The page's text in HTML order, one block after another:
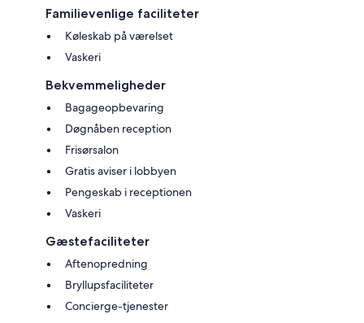
Familievenlige faciliteter
Køleskab på værelset
Vaskeri
Bekvemmeligheder
Bagageopbevaring
Døgnåben reception
Frisørsalon
Gratis aviser i lobbyen
Pengeskab i receptionen
Vaskeri
Gæstefaciliteter
Aftenopredning
Bryllupsfaciliteter
Concierge-tjenester